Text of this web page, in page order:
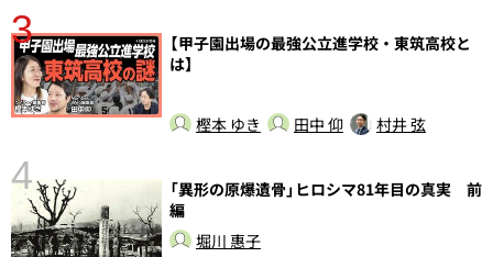
3
【甲子園出場の最強公立進学校・東筑高校と
は】
樫本 ゆき 田中 仰 村井 弦
4
「異形の原爆遺骨」ヒロシマ81年目の真実 前
編
堀川 惠子